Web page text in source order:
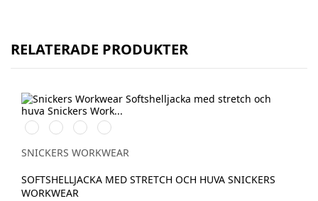
RELATERADE PRODUKTER
Svart/Svart
Marinblå/Mörk
marinblå
Stålgrå/Mörk
stålgrå
Khakigrön/Mörk
khakigrön
SNICKERS WORKWEAR
SOFTSHELLJACKA MED STRETCH OCH HUVA SNICKERS
WORKWEAR